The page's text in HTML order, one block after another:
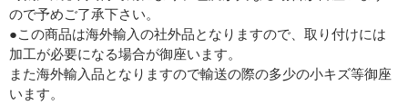
ので予めご了承下さい。
●この商品は海外輸入の社外品となりますので、取り付けには
加工が必要になる場合が御座います。
また海外輸入品となりますので輸送の際の多少の小キズ等御座
います。